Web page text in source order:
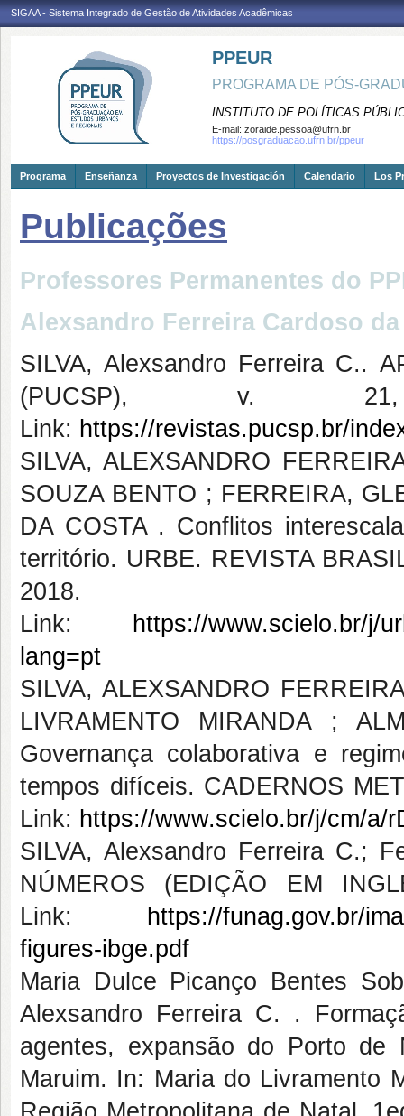
SIGAA - Sistema Integrado de Gestão de Atividades Acadêmicas
PPEUR
PROGRAMA DE PÓS-
INSTITUTO DE POLÍTICAS
E-mail: zoraide.pessoa@ufrn.br
https://posgraduacao.ufrn.br/ppeur
Programa Enseñanza Proyectos de Investigación Calendario Los
Publicações
Professores Permanentes do
Alexsandro Ferreira Cardoso
SILVA, Alexsandro Ferreira C..
(PUCSP), v.
Link: https://revistas.pucsp.br/
SILVA, ALEXSANDRO
SOUZA BENTO ; FERREIRA,
DA COSTA . Conflitos
território. URBE. REVISTA
2018.
Link:
https://www.scielo.br/j/
lang=pt
SILVA, ALEXSANDRO
LIVRAMENTO MIRANDA ;
Governança colaborativa e
tempos difíceis. CADERNOS
Link: https://www.scielo.br/j/cm/a/
SILVA, Alexsandro Ferreira C.;
NÚMEROS (EDIÇÃO EM
Link:
https://funag.gov.br/
figures-ibge.pdf
Maria Dulce Picanço Bentes
Alexsandro Ferreira C. .
agentes, expansão do Porto de
Maruim. In: Maria do Livramento